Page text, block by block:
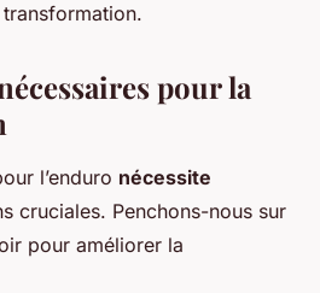
pour la
l’enduro nécessite
cruciales. Penchons-nous sur
pour améliorer la